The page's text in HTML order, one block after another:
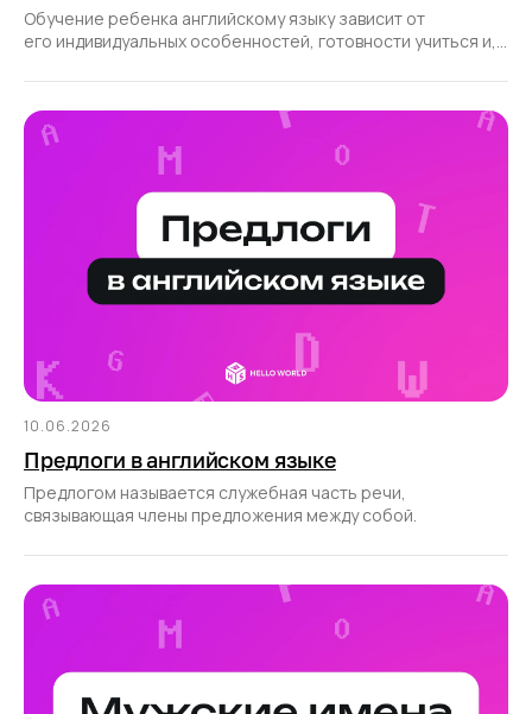
Обучение ребенка английскому языку зависит от
его индивидуальных особенностей, готовности учиться и,
10.06.2026
Предлоги в английском языке
Предлогом называется служебная часть речи,
связывающая члены предложения между собой.